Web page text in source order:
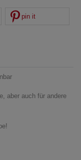
pin it
aber auch für andere